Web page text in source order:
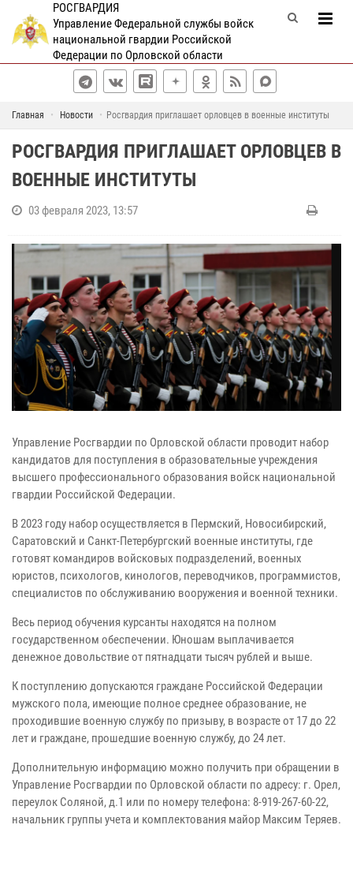
РОСГВАРДИЯ
Управление Федеральной службы войск
национальной гвардии Российской
Федерации по Орловской области
Главная Новости Росгвардия приглашает орловцев в военные институты
РОСГВАРДИЯ ПРИГЛАШАЕТ ОРЛОВЦЕВ В
ВОЕННЫЕ ИНСТИТУТЫ
03 февраля 2023, 13:57
Управление Росгвардии по Орловской области проводит набор
кандидатов для поступления в образовательные учреждения
высшего профессионального образования войск национальной
гвардии Российской Федерации.
В 2023 году набор осуществляется в Пермский, Новосибирский,
Саратовский и Санкт-Петербургский военные институты, где
готовят командиров войсковых подразделений, военных
юристов, психологов, кинологов, переводчиков, программистов,
специалистов по обслуживанию вооружения и военной техники.
Весь период обучения курсанты находятся на полном
государственном обеспечении. Юношам выплачивается
денежное довольствие от пятнадцати тысяч рублей и выше.
К поступлению допускаются граждане Российской Федерации
мужского пола, имеющие полное среднее образование, не
проходившие военную службу по призыву, в возрасте от 17 до 22
лет и граждане, прошедшие военную службу, до 24 лет.
Дополнительную информацию можно получить при обращении в
Управление Росгвардии по Орловской области по адресу: г. Орел,
переулок Соляной, д.1 или по номеру телефона: 8-919-267-60-22,
начальник группы учета и комплектования майор Максим Теряев.